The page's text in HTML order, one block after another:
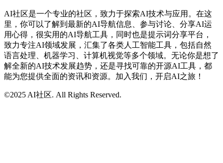
AI社区是一个专业的社区，致力于探索AI技术与应用。在这
里，你可以了解到最新的AI导航信息、参与讨论、分享AI运
用心得，很实用的AI导航工具，同时也是提示词分享平台，
致力专注AI领域发展，汇集了各类人工智能工具，包括自然
语言处理、机器学习、计算机视觉等多个领域。无论你是想了
解全新的AI技术发展趋势，还是寻找可靠的开源AI工具，都
能为您提供全面的资讯和资源。加入我们，开启AI之旅！
©2025 AI社区. All Rights Reserved.